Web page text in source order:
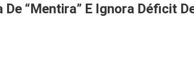
“mentira” E Ignora Déficit